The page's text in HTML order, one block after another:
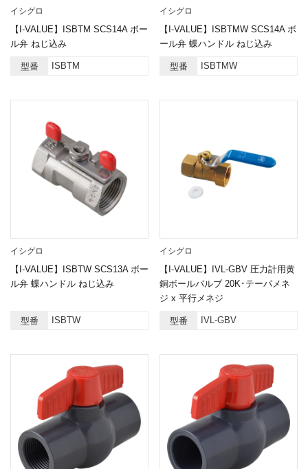
イシグロ
【I-VALUE】ISBTM SCS14A ボー
ル弁 ねじ込み
型番 ISBTM
イシグロ
【I-VALUE】ISBTMW SCS14A ボ
ール弁 蝶ハンドル ねじ込み
型番 ISBTMW
イシグロ
【I-VALUE】ISBTW SCS13A ボー
ル弁 蝶ハンドル ねじ込み
型番 ISBTW
イシグロ
【I-VALUE】IVL-GBV 圧力計用黄
銅ボールバルブ 20K･テーパメネ
ジ x 平行メネジ
型番 IVL-GBV